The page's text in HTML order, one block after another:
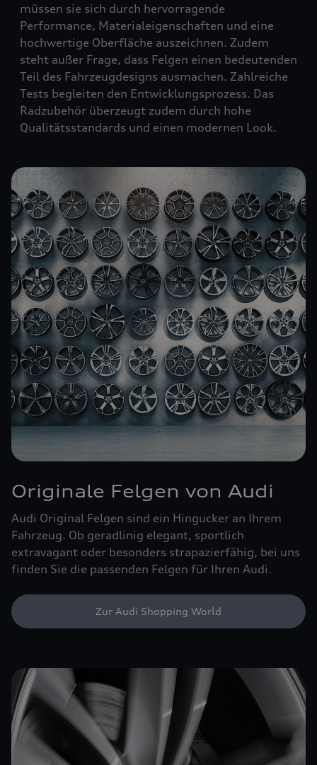
müssen sie sich durch hervorragende
Performance, Materialeigenschaften und eine
hochwertige Oberfläche auszeichnen. Zudem
steht außer Frage, dass Felgen einen bedeutenden
Teil des Fahrzeugdesigns ausmachen. Zahlreiche
Tests begleiten den Entwicklungsprozess. Das
Radzubehör überzeugt zudem durch hohe
Qualitätsstandards und einen modernen Look.
Originale Felgen von Audi
Audi Original Felgen sind ein Hingucker an Ihrem
Fahrzeug. Ob geradlinig elegant, sportlich
extravagant oder besonders strapazierfähig, bei uns
finden Sie die passenden Felgen für Ihren Audi.
Zur Audi Shopping World